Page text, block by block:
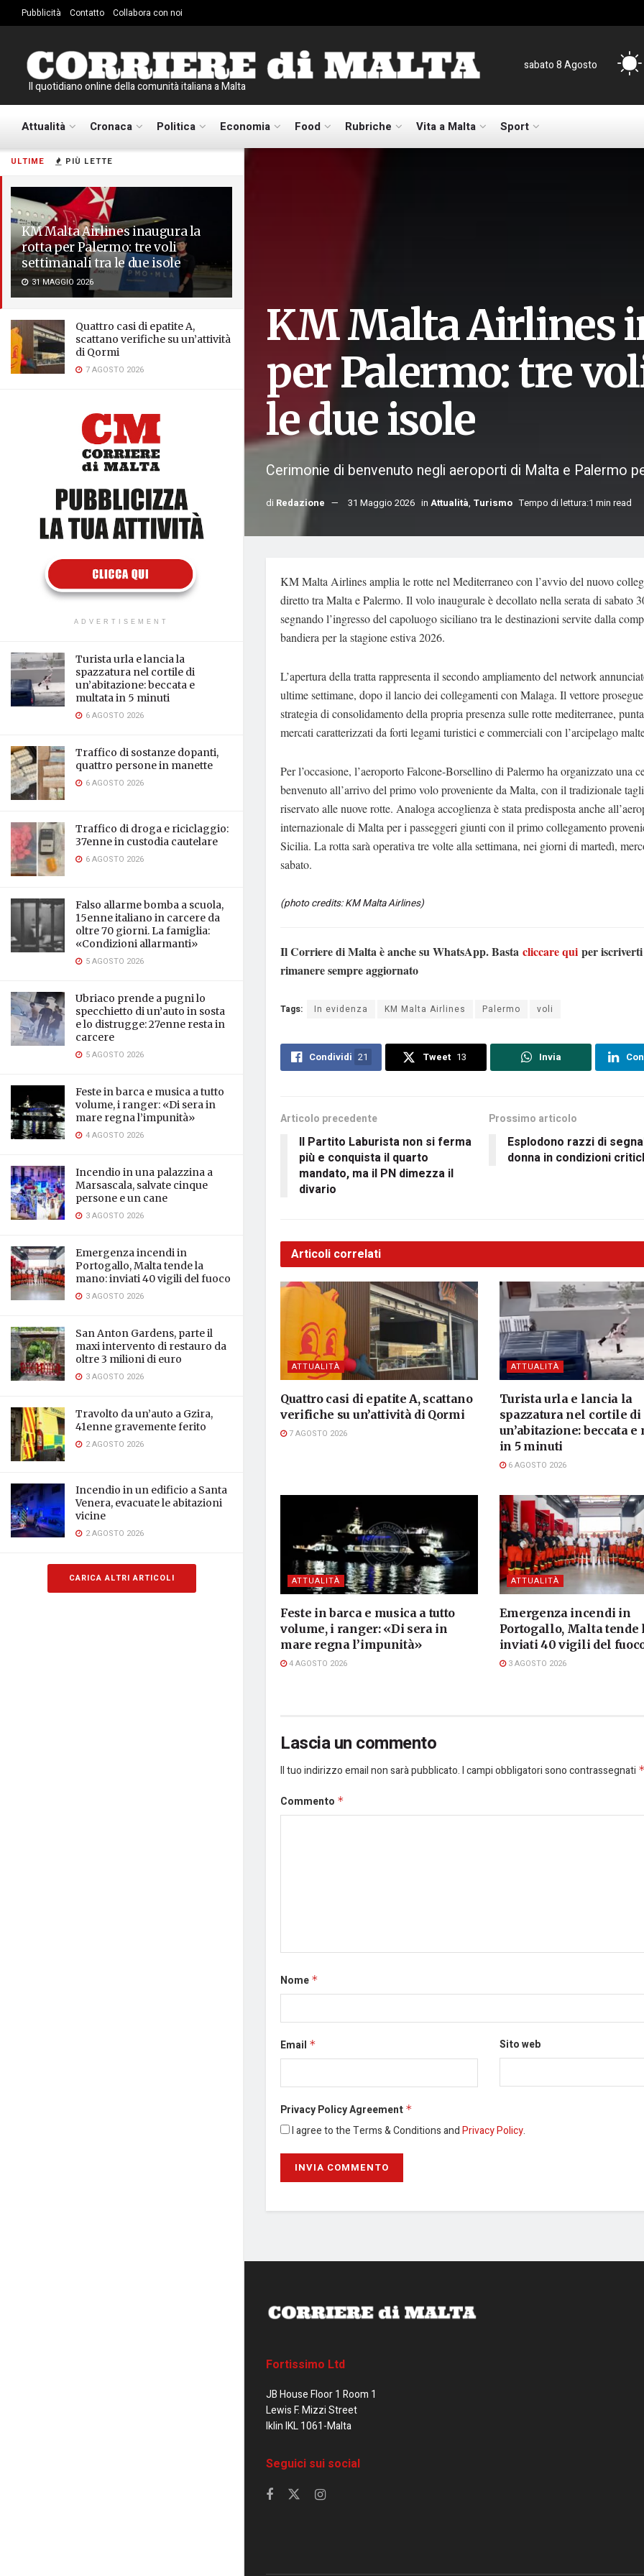
ULTIME PIÙ LETTE
KM Malta Airlines inaugura la
rotta per Palermo: tre voli
settimanali tra le due isole
31 MAGGIO 2026
Quattro casi di epatite A,
scattano verifiche su un’attività
di Qormi
7 AGOSTO 2026
ADVERTISEMENT
Turista urla e lancia la
spazzatura nel cortile di
un’abitazione: beccata e
multata in 5 minuti
6 AGOSTO 2026
Traffico di sostanze dopanti,
quattro persone in manette
6 AGOSTO 2026
Traffico di droga e riciclaggio:
37enne in custodia cautelare
6 AGOSTO 2026
Falso allarme bomba a scuola,
15enne italiano in carcere da
oltre 70 giorni. La famiglia:
«Condizioni allarmanti»
5 AGOSTO 2026
Ubriaco prende a pugni lo
specchietto di un’auto in sosta
e lo distrugge: 27enne resta in
carcere
5 AGOSTO 2026
Feste in barca e musica a tutto
volume, i ranger: «Di sera in
mare regna l’impunità»
4 AGOSTO 2026
Incendio in una palazzina a
Marsascala, salvate cinque
persone e un cane
3 AGOSTO 2026
Emergenza incendi in
Portogallo, Malta tende la
mano: inviati 40 vigili del fuoco
3 AGOSTO 2026
San Anton Gardens, parte il
maxi intervento di restauro da
oltre 3 milioni di euro
3 AGOSTO 2026
Travolto da un’auto a Gzira,
41enne gravemente ferito
2 AGOSTO 2026
Incendio in un edificio a Santa
Venera, evacuate le abitazioni
vicine
2 AGOSTO 2026
CARICA ALTRI ARTICOLI
Pubblicità Contatto Collabora con noi
Il quotidiano online della comunità italiana a Malta
sabato 8 Agosto
Attualità Cronaca Politica Economia Food Rubriche Vita a Malta Sport
KM Malta Airlines
per Palermo: tre
le due isole
Cerimonie di benvenuto negli aeroporti di Malta e Palermo
di Redazione 31 Maggio 2026 in Attualità, Turismo Tempo di lettura:1 min read
KM Malta Airlines amplia le rotte nel Mediterraneo con l’avvio del nuovo
diretto tra Malta e Palermo. Il volo inaugurale è decollato nella serata di sabato
segnando l’ingresso del capoluogo siciliano tra le destinazioni servite dalla
bandiera per la stagione estiva 2026.
L’apertura della tratta rappresenta il secondo ampliamento del network
ultime settimane, dopo il lancio dei collegamenti con Malaga. Il vettore
strategia di consolidamento della propria presenza sulle rotte mediterranee,
mercati caratterizzati da forti legami turistici e commerciali con l’arcipelago
Per l’occasione, l’aeroporto Falcone-Borsellino di Palermo ha organizzato una
benvenuto all’arrivo del primo volo proveniente da Malta, con il tradizionale
riservato alle nuove rotte. Analoga accoglienza è stata predisposta anche
internazionale di Malta per i passeggeri giunti con il primo collegamento
Sicilia. La rotta sarà operativa tre volte alla settimana, nei giorni di martedì,
sabato.
(photo credits: KM Malta Airlines)
Il Corriere di Malta è anche su WhatsApp. Basta cliccare qui per
rimanere sempre aggiornato
Tags: In evidenza KM Malta Airlines Palermo voli
Condividi 21 Tweet 13 Invia
Articolo precedente
Il Partito Laburista non si ferma
più e conquista il quarto
mandato, ma il PN dimezza il
divario
Prossimo articolo
Esplodono razzi di
donna in condizioni
Articoli correlati
ATTUALITÀ
Quattro casi di epatite A, scattano
verifiche su un’attività di Qormi
7 AGOSTO 2026
ATTUALITÀ
Turista urla e lancia la
spazzatura nel cortile di
un’abitazione: beccata
in 5 minuti
6 AGOSTO 2026
ATTUALITÀ
Feste in barca e musica a tutto
volume, i ranger: «Di sera in
mare regna l’impunità»
4 AGOSTO 2026
ATTUALITÀ
Emergenza incendi in
Portogallo, Malta tende
inviati 40 vigili del
3 AGOSTO 2026
Lascia un commento
Il tuo indirizzo email non sarà pubblicato.I campi obbligatori sono contrassegnati *
Commento *
Nome *
Email * Sito web
Privacy Policy Agreement *
I agree to the Terms & Conditions andPrivacy Policy.
Fortissimo Ltd
JB House Floor 1 Room 1
Lewis F. Mizzi Street
Iklin IKL 1061-Malta
Seguici sui social